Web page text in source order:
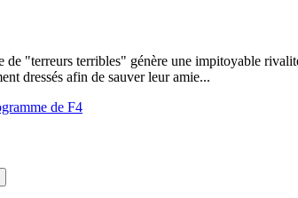
de "terreurs terribles" génère une impitoyable
dressés afin de sauver leur amie...
de F4